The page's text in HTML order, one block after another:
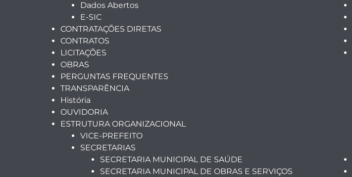
Dados Abertos
E-SIC
CONTRATAÇÕES DIRETAS
CONTRATOS
LICITAÇÕES
OBRAS
PERGUNTAS FREQUENTES
TRANSPARÊNCIA
História
OUVIDORIA
ESTRUTURA ORGANIZACIONAL
VICE-PREFEITO
SECRETARIAS
SECRETARIA MUNICIPAL DE SAÚDE
SECRETARIA MUNICIPAL DE OBRAS E SERVIÇOS